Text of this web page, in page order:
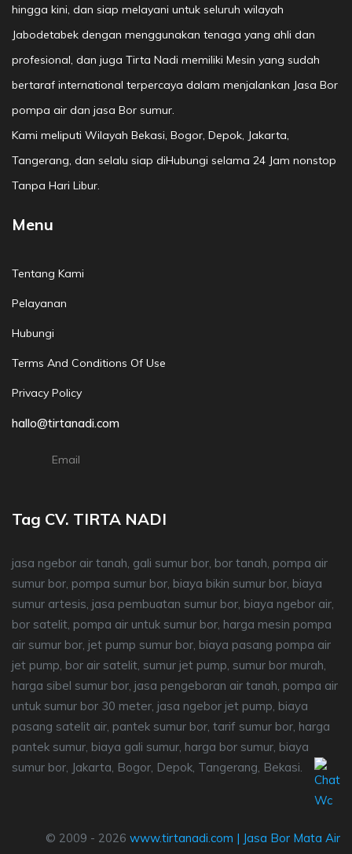
hingga kini, dan siap melayani untuk seluruh wilayah
Jabodetabek dengan menggunakan tenaga yang ahli dan
profesional, dan juga Tirta Nadi memiliki Mesin yang sudah
bertaraf international terpercaya dalam menjalankan Jasa Bor
pompa air dan jasa Bor sumur.
Kami meliputi Wilayah Bekasi, Bogor, Depok, Jakarta,
Tangerang, dan selalu siap diHubungi selama 24 Jam nonstop
Tanpa Hari Libur.
Menu
Tentang Kami
Pelayanan
Hubungi
Terms And Conditions Of Use
Privacy Policy
hallo@tirtanadi.com
Email
Tag CV. TIRTA NADI
jasa ngebor air tanah, gali sumur bor, bor tanah, pompa air
sumur bor, pompa sumur bor, biaya bikin sumur bor, biaya
sumur artesis, jasa pembuatan sumur bor, biaya ngebor air,
bor satelit, pompa air untuk sumur bor, harga mesin pompa
air sumur bor, jet pump sumur bor, biaya pasang pompa air
jet pump, bor air satelit, sumur jet pump, sumur bor murah,
harga sibel sumur bor, jasa pengeboran air tanah, pompa air
untuk sumur bor 30 meter, jasa ngebor jet pump, biaya
pasang satelit air, pantek sumur bor, tarif sumur bor, harga
pantek sumur, biaya gali sumur, harga bor sumur, biaya
sumur bor, Jakarta, Bogor, Depok, Tangerang, Bekasi.
© 2009 - 2026 www.tirtanadi.com | Jasa Bor Mata Air